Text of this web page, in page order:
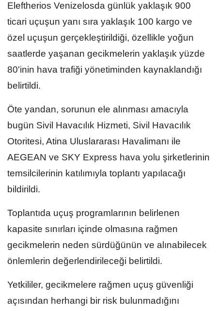
Eleftherios Venizelosda günlük yaklaşık 900
ticari uçuşun yanı sıra yaklaşık 100 kargo ve
özel uçuşun gerçekleştirildiği, özellikle yoğun
saatlerde yaşanan gecikmelerin yaklaşık yüzde
80'inin hava trafiği yönetiminden kaynaklandığı
belirtildi.
Öte yandan, sorunun ele alınması amacıyla
bugün Sivil Havacılık Hizmeti, Sivil Havacılık
Otoritesi, Atina Uluslararası Havalimanı ile
AEGEAN ve SKY Express hava yolu şirketlerinin
temsilcilerinin katılımıyla toplantı yapılacağı
bildirildi.
Toplantıda uçuş programlarının belirlenen
kapasite sınırları içinde olmasına rağmen
gecikmelerin neden sürdüğünün ve alınabilecek
önlemlerin değerlendirileceği belirtildi.
Yetkililer, gecikmelere rağmen uçuş güvenliği
açısından herhangi bir risk bulunmadığını